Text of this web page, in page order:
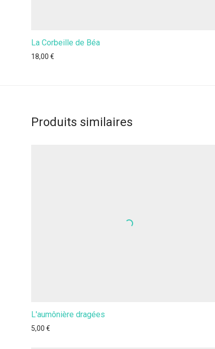
La Corbeille de Béa
18,00 €
Produits similaires
L'aumônière dragées
5,00 €